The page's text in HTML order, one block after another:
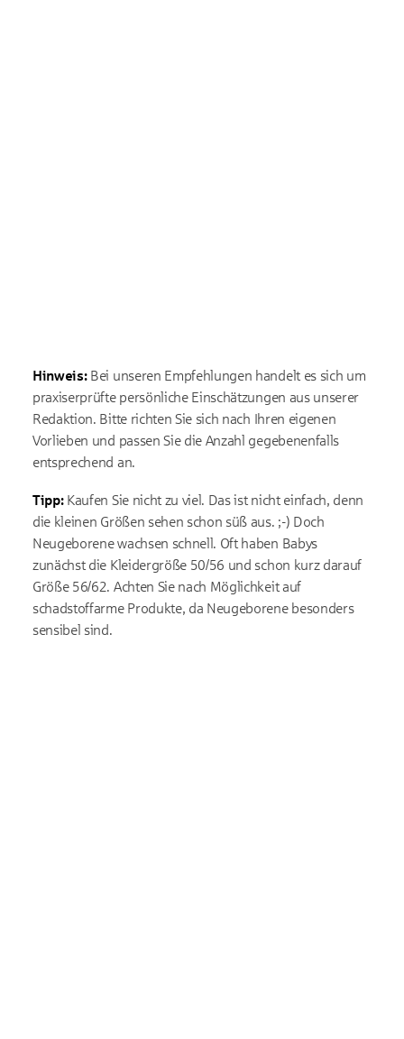
Hinweis: Bei unseren Empfehlungen handelt es sich um
praxiserprüfte persönliche Einschätzungen aus unserer
Redaktion. Bitte richten Sie sich nach Ihren eigenen
Vorlieben und passen Sie die Anzahl gegebenenfalls
entsprechend an.
Tipp:Kaufen Sie nicht zu viel. Das ist nicht einfach, denn
die kleinen Größen sehen schon süß aus. ;-) Doch
Neugeborene wachsen schnell. Oft haben Babys
zunächst die Kleidergröße 50/56 und schon kurz darauf
Größe 56/62. Achten Sie nach Möglichkeit auf
schadstoffarme Produkte, da Neugeborene besonders
sensibel sind.